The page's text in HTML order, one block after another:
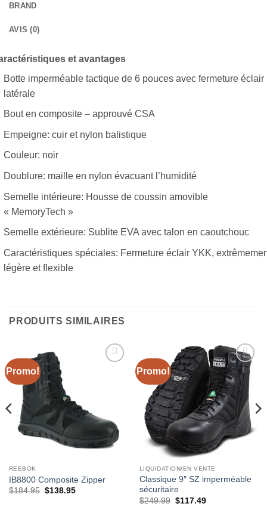
BRAND
AVIS (0)
et avantages
Botte imperméable tactique de 6 pouces avec fermeture éclair
latérale
Bout en composite – approuvé CSA
Empeigne: cuir et nylon balistique
Couleur: noir
Doublure: maille en nylon évacuant l’humidité
Semelle intérieure: Housse de coussin amovible
« MemoryTech »
Semelle extérieure: Sublite EVA avec talon en caoutchouc
Caractéristiques spéciales: Fermeture éclair YKK,
légère et flexible
PRODUITS SIMILAIRES
Promo!
REEBOK
IB8800 Composite Zipper
$184.95 Le
$138.95Le
Promo!
Ajouter
à la liste
de
souhaits
LIQUIDATION/EN VENTE
Classique 9″ SZ imperméable
sécuritaire
$249.99 Le
$117.49Le